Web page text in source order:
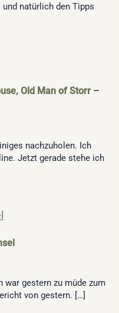
natürlich den Tipps
Old Man of Storr –
nachzuholen. Ich
Jetzt gerade stehe ich
war gestern zu müde zum
von gestern. […]